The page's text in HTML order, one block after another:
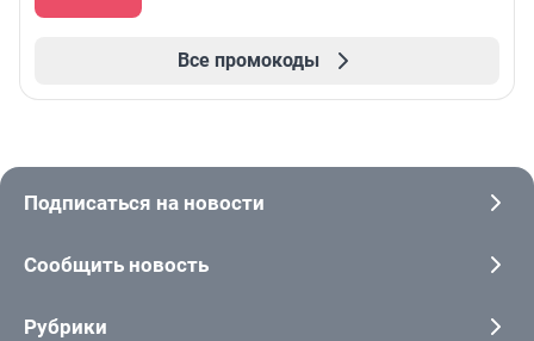
Все промокоды
Подписаться на новости
Сообщить новость
Рубрики